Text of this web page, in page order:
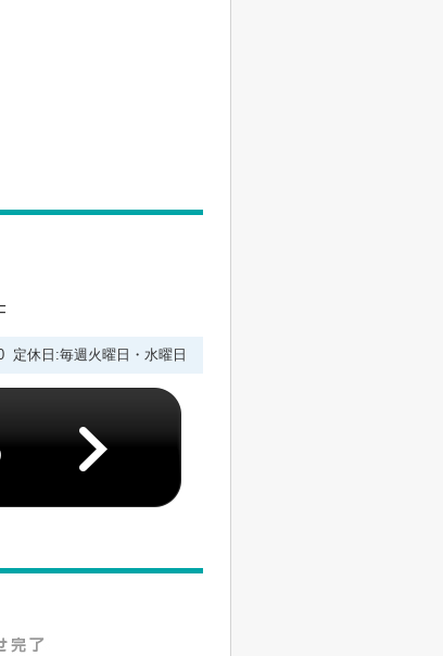
定休日:毎週火曜日・水曜日